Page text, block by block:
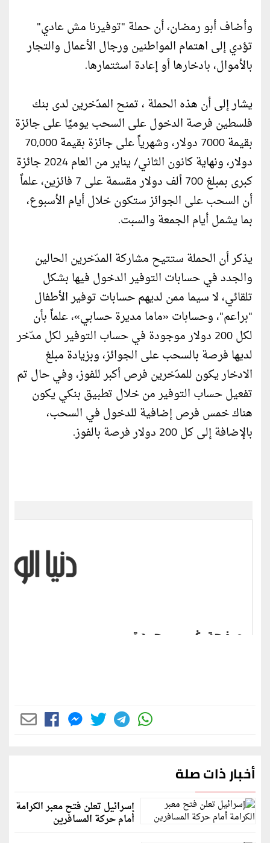
وأضاف أبو رمضان، أن حملة "توفيرنا مش عادي"
تؤدي إلى اهتمام المواطنين ورجال الأعمال والتجار
بالأموال، بادخارها أو إعادة اسثتمارها.
يشار إلى أن هذه الحملة ، تمنح المدّخرين لدى بنك
فلسطين فرصة الدخول على السحب يوميًا على جائزة
بقيمة 7000 دولار، وشهرياً على جائزة بقيمة 70,000
دولار، ونهاية كانون الثاني/ يناير من العام 2024 جائزة
كبرى بمبلغ 700 ألف دولار مقسمة على 7 فائزين، علماً
أن السحب على الجوائز ستكون خلال أيام الأسبوع،
بما يشمل أيام الجمعة والسبت.
يذكر أن الحملة ستتيح مشاركة المدّخرين الحالين
والجدد في حسابات التوفير الدخول فيها بشكل
تلقائي، لا سيما ممن لديهم حسابات توفير الأطفال
"براعم"، وحسابات «ماما مديرة حسابي»، علماً بأن
لكل 200 دولار موجودة في حساب التوفير لكل مدّخر
لديها فرصة بالسحب على الجوائز، وبزيادة مبلغ
الادخار يكون للمدّخرين فرص أكبر للفوز، وفي حال تم
تفعيل حساب التوفير من خلال تطبيق بنكي يكون
هناك خمس فرص إضافية للدخول في السحب،
بالإضافة إلى كل 200 دولار فرصة بالفوز.
أخبار ذات صلة
إسرائيل تعلن فتح معبر الكرامة
أمام حركة المسافرين